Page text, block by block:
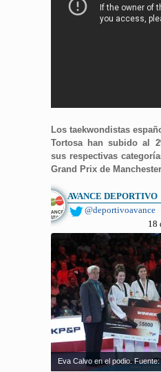
Los taekwondistas
Tortosa han subido al
sus respectivas
Grand Prix de
AVANCE DEPORTIVO
@deportivoavance
18
Eva Calvo en el podio.